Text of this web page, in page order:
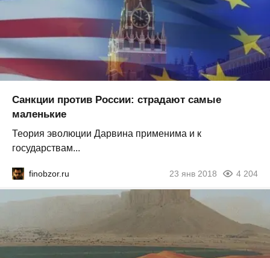
Санкции против России: страдают самые
маленькие
Теория эволюции Дарвина применима и к
государствам...
finobzor.ru 23 янв 2018 4 204